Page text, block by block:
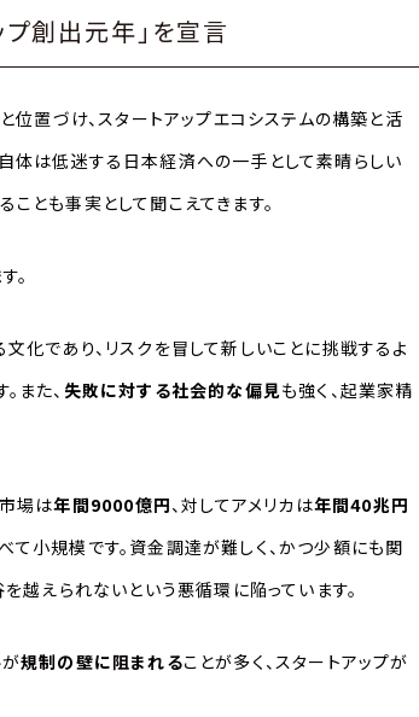
創出元年」を宣言
と位置づけ、スタートアップエコシステムの構築と活
体は低迷する日本経済への一手として素晴らしい
とも事実として聞こえてきます。
。
であり、リスクを冒して新しいことに挑戦するよ
また、 失敗に対する社会的な偏見も強く、起業家精
場は年間9000億円、対してアメリカは年間40兆円
小規模です。資金調達が難しく、かつ少額にも関
越えられないという悪循環に陥っています。
規制の壁に阻まれることが多く、スタートアップが